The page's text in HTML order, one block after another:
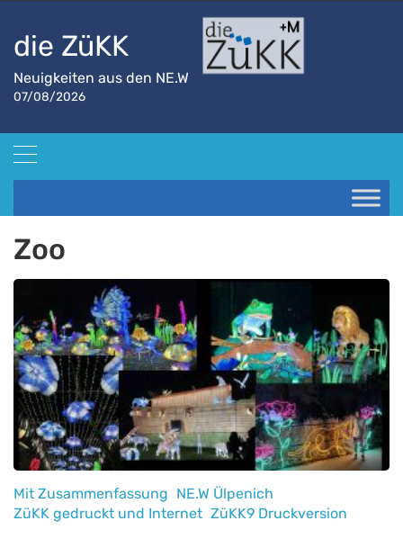
die ZüKK
Neuigkeiten aus den NE.W
07/08/2026
Zoo
Mit Zusammenfassung NE.W Ülpenich
ZüKK gedruckt und Internet ZüKK9 Druckversion